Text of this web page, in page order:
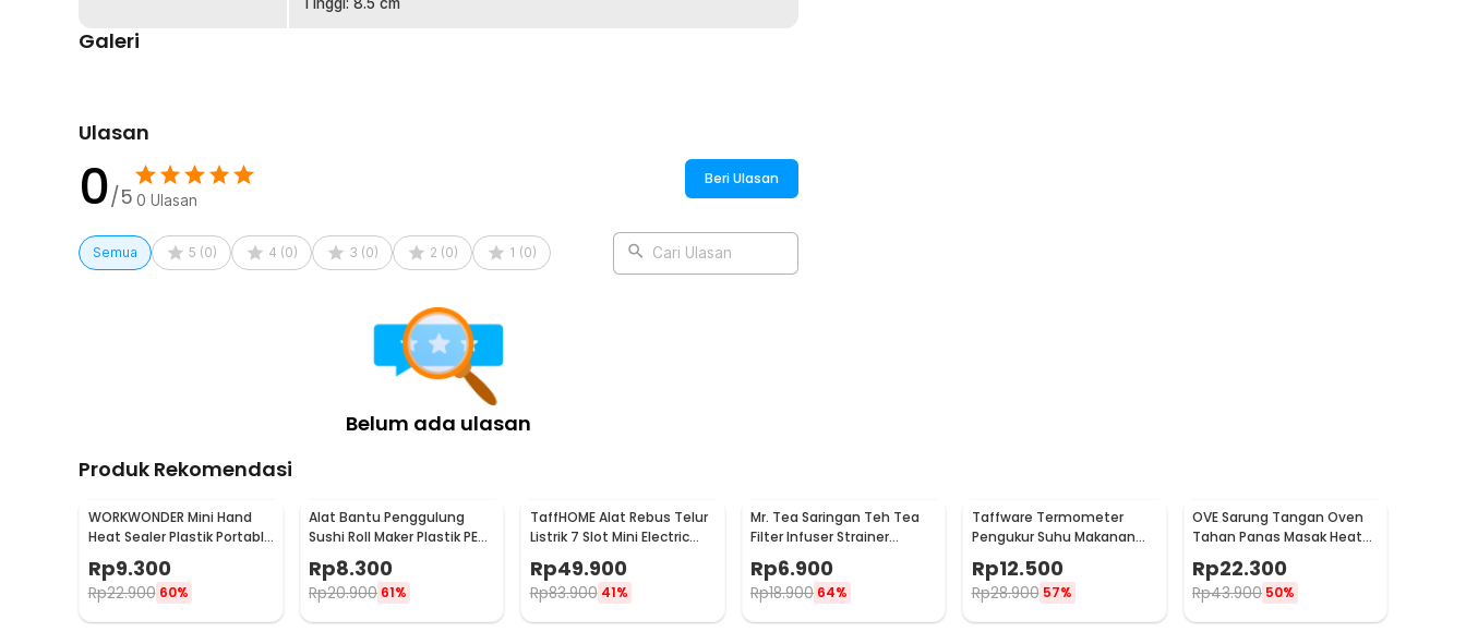
Estetika Modern untuk Penyajian Elegan
Rincian yang Anda dapatkan untuk pembelian produk ini:
Galeri
Ulasan
0/5 0 Ulasan
Beri Ulasan
Semua 5 (0) 4 (0) 3 (0) 2 (0) 1 (0) Cari Ulasan
Belum ada ulasan
Produk Rekomendasi
WORKWONDER Mini Hand
Heat Sealer Plastik Portable
Baterai AA - LX2000A
Rp9.300
Rp22.900 60%
Alat Bantu Penggulung
Sushi Roll Maker Plastik PE
22x20.5x0.1cm - E1119
Rp8.300
Rp20.900 61%
TaffHOME Alat Rebus Telur
Listrik 7 Slot Mini Electric
Rp49.900
Rp83.900 41%
Mr. Tea Saringan Teh Tea
Filter Infuser Strainer
Chilling Man Silicon - MR03
Rp6.900
Rp18.900 64%
Taffware Termometer
Pengukur Suhu Makanan
TP101
Rp12.500
Rp28.900 57%
OVE Sarung Tangan Oven
Tahan Panas Masak Heat
Resistant Gloves - 540F
Rp22.300
Rp43.900 50%